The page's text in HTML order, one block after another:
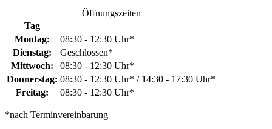
Öffnungszeiten
Tag
Montag:
08:30 - 12:30 Uhr*
Dienstag:
Geschlossen*
Mittwoch:
08:30 - 12:30 Uhr*
Donnerstag: 08:30 - 12:30 Uhr* / 14:30 - 17:30 Uhr*
Freitag:
08:30 - 12:30 Uhr*
*nach Terminvereinbarung